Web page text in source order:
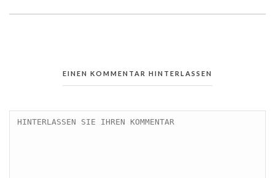
EINEN KOMMENTAR HINTERLASSEN